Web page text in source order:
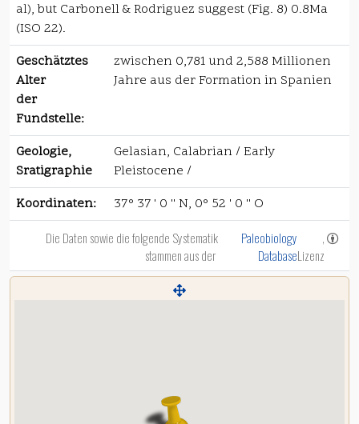
al), but Carbonell & Rodriguez suggest (Fig. 8) 0.8Ma
(ISO 22).
Geschätztes
Alter
der
Fundstelle:
zwischen 0,781 und 2,588 Millionen
Jahre aus der Formation in Spanien
Geologie,
Sratigraphie
Gelasian, Calabrian / Early
Pleistocene /
Koordinaten:
37° 37 ' 0 '' N, 0° 52 ' 0 '' O
Die Daten sowie die folgende Systematik
stammen aus der
Paleobiology
Database
,
Lizenz